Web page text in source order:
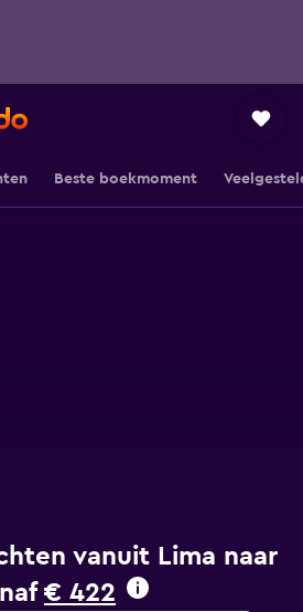
Beste boekmoment
vanuit Lima naar
€ 422